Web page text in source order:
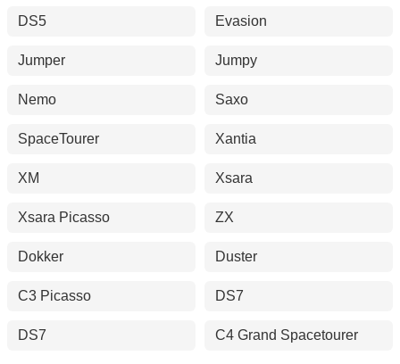
DS5 Evasion
Jumper Jumpy
Nemo Saxo
SpaceTourer Xantia
XM Xsara
Xsara Picasso ZX
Dokker Duster
C3 Picasso DS7
DS7 C4 Grand Spacetourer